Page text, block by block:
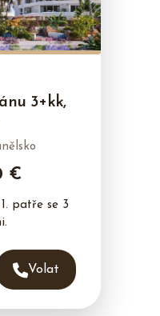
3+kk,
€
patře se 3
Volat